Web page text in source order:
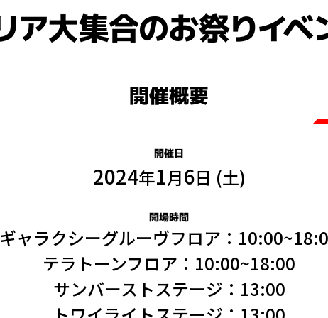
開催概要
開催日
2024年1月6日 (土)
開場時間
ギャラクシーグルーヴフロア：
テラトーンフロア：10:00~18:00
サンバーストステージ：13:00